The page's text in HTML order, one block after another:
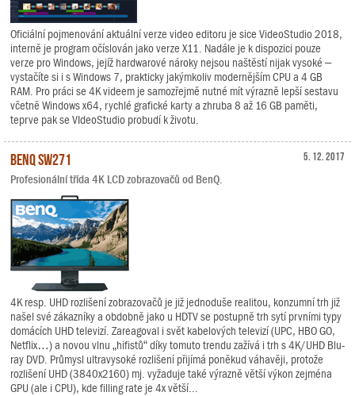
Oficiální pojmenování aktuální verze video editoru je sice VideoStudio 2018,
interně je program očíslován jako verze X11. Nadále je k dispozici pouze
verze pro Windows, jejíž hardwarové nároky nejsou naštěstí nijak vysoké –
vystačíte si i s Windows 7, prakticky jakýmkoliv modernějším CPU a 4 GB
RAM. Pro práci se 4K videem je samozřejmě nutné mít výrazně lepší sestavu
včetně Windows x64, rychlé grafické karty a zhruba 8 až 16 GB paměti,
teprve pak se VIdeoStudio probudí k životu.
5. 12. 2017
BenQ SW271
Profesionální třída 4K LCD zobrazovačů od BenQ.
4K resp. UHD rozlišení zobrazovačů je již jednoduše realitou, konzumní trh již
našel své zákazníky a obdobně jako u HDTV se postupně trh sytí prvními typy
domácích UHD televizí. Zareagoval i svět kabelových televizí (UPC, HBO GO,
Netflix…) a novou vlnu „hifistů“ díky tomuto trendu zažívá i trh s 4K/UHD Blu-
ray DVD. Průmysl ultravysoké rozlišení přijímá poněkud váhavěji, protože
rozlišení UHD (3840x2160) mj. vyžaduje také výrazně větší výkon zejména
GPU (ale i CPU), kde filling rate je 4x větší...